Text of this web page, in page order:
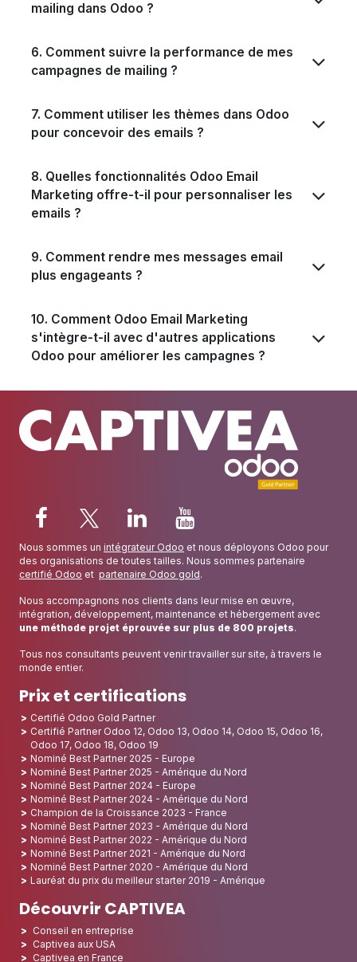
mailing dans Odoo ?
6. Comment suivre la performance de mes
campagnes de mailing ?
7. Comment utiliser les thèmes dans Odoo
pour concevoir des emails ?
8. Quelles fonctionnalités Odoo Email
Marketing offre-t-il pour personnaliser les
emails ?
9. Comment rendre mes messages email
plus engageants ?
10. Comment Odoo Email Marketing
s'intègre-t-il avec d'autres applications
Odoo pour améliorer les campagnes ?
Nous sommes un intégrateur Odoo et nous déployons Odoo pour
des organisations de toutes tailles. Nous sommes partenaire
certifié Odoo et partenaire Odoo gold.
Nous accompagnons nos clients dans leur mise en œuvre,
intégration, développement, maintenance et hébergement avec
une méthode projet éprouvée sur plus de 800 projets.
Tous nos consultants peuvent venir travailler sur site, à travers le
monde entier.
Prix et certifications
Certifié Odoo Gold Partner
Certifié Partner Odoo 12, Odoo 13, Odoo 14, Odoo 15, Odoo 16,
Odoo 17, Odoo 18, Odoo 19
Nominé Best Partner 2025 - Europe
Nominé Best Partner 2025 - Amérique du Nord
Nominé Best Partner 2024 - Europe
Nominé Best Partner 2024 - Amérique du Nord
Champion de la Croissance 2023 - France
Nominé Best Partner 2023 - Amérique du Nord
Nominé Best Partner 2022 - Amérique du Nord
Nominé Best Partner 2021 - Amérique du Nord
Nominé Best Partner 2020 - Amérique du Nord
Lauréat du prix du meilleur starter 2019 - Amérique
Découvrir CAPTIVEA
Conseil en entreprise
Captivea aux USA
Captivea en France